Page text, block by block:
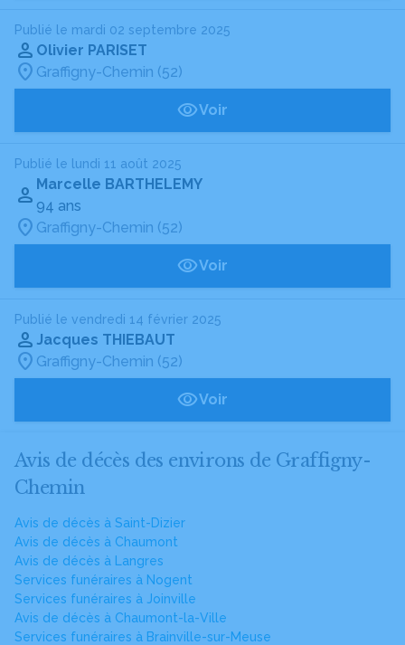
Publié le mardi 02 septembre 2025
Olivier PARISET
Graffigny-Chemin (52)
Voir
Publié le lundi 11 août 2025
Marcelle BARTHELEMY
94 ans
Graffigny-Chemin (52)
Voir
Publié le vendredi 14 février 2025
Jacques THIEBAUT
Graffigny-Chemin (52)
Voir
Avis de décès des environs de Graffigny-
Chemin
Avis de décès à Saint-Dizier
Avis de décès à Chaumont
Avis de décès à Langres
Services funéraires à Nogent
Services funéraires à Joinville
Avis de décès à Chaumont-la-Ville
Services funéraires à Brainville-sur-Meuse